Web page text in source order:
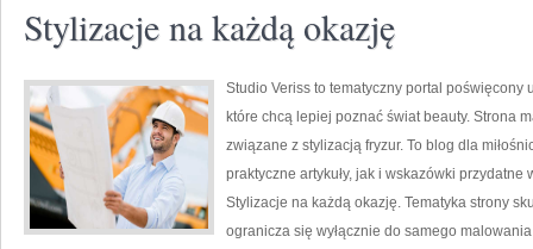
Stylizacje na każdą okazję
Studio Veriss to tematyczny portal poświęcony
które chcą lepiej poznać świat beauty. Strona
związane z stylizacją fryzur. To blog dla
praktyczne artykuły, jak i wskazówki
Stylizacje na każdą okazję. Tematyka strony
ogranicza się wyłącznie do samego